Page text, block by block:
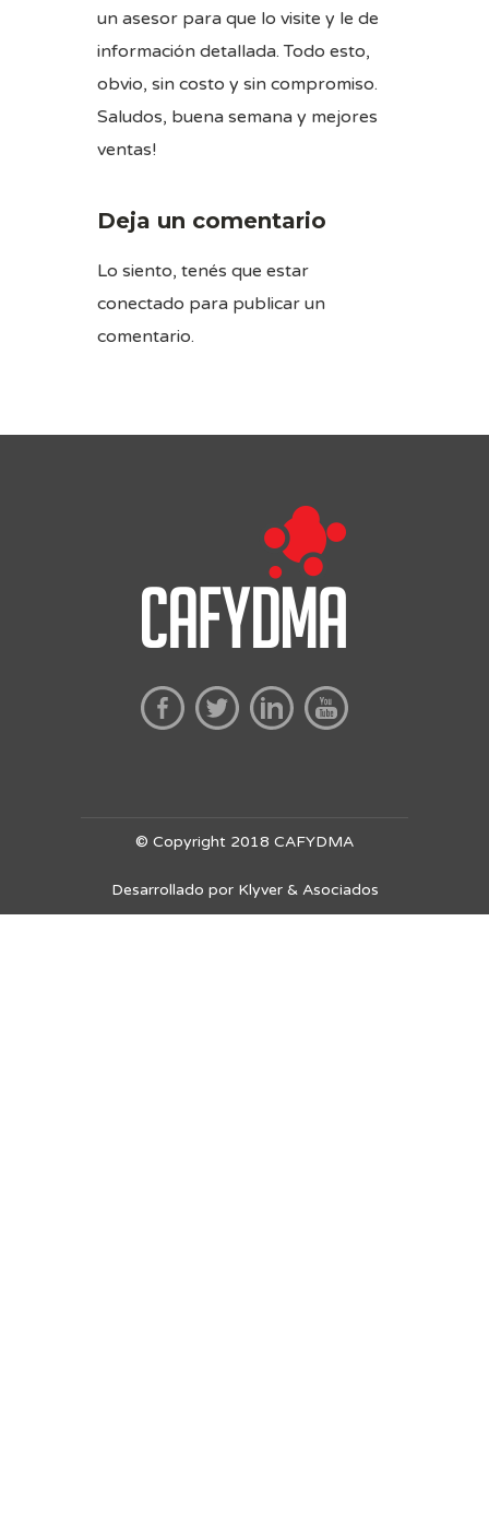
un asesor para que lo visite y le de
información detallada. Todo esto,
obvio, sin costo y sin compromiso.
Saludos, buena semana y mejores
ventas!
Deja un comentario
Lo siento, tenés que estar
conectado para publicar un
comentario.
© Copyright 2018 CAFYDMA
Desarrollado por Klyver & Asociados